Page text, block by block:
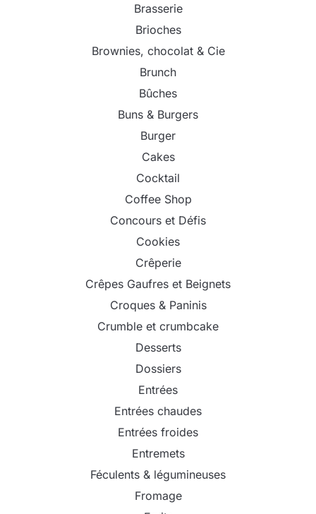
Brasserie
Brioches
Brownies, chocolat & Cie
Brunch
Bûches
Buns & Burgers
Burger
Cakes
Cocktail
Coffee Shop
Concours et Défis
Cookies
Crêperie
Crêpes Gaufres et Beignets
Croques & Paninis
Crumble et crumbcake
Desserts
Dossiers
Entrées
Entrées chaudes
Entrées froides
Entremets
Féculents & légumineuses
Fromage